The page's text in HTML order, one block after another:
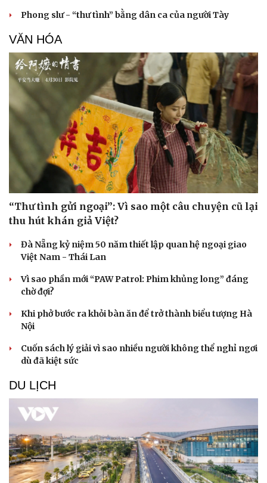
Dinh dưỡng - món ngon
Cây thuốc
Sản phụ khoa
Nhi khoa
Nam khoa
Làm đẹp - giảm cân
Phòng mạch online
Ăn sạch sống khỏe
Nhà đẹp
Phong slư - “thư tình” bằng dân ca của người Tày
VĂN HÓA
“Thư tình gửi ngoại”: Vì sao một câu chuyện cũ lại
thu hút khán giả Việt?
Đà Nẵng kỷ niệm 50 năm thiết lập quan hệ ngoại giao
Việt Nam - Thái Lan
Vì sao phần mới “PAW Patrol: Phim khủng long” đáng
chờ đợi?
Khi phở bước ra khỏi bàn ăn để trở thành biểu tượng Hà
Nội
Cuốn sách lý giải vì sao nhiều người không thể nghỉ ngơi
dù đã kiệt sức
DU LỊCH